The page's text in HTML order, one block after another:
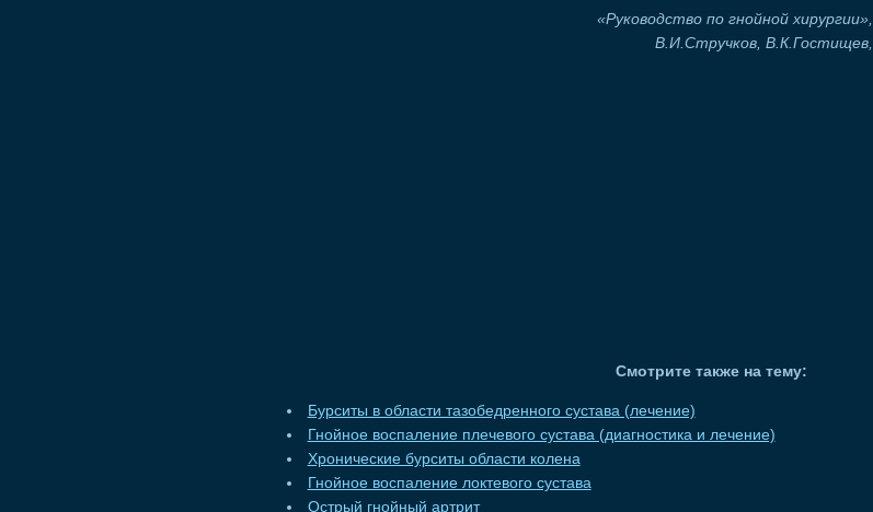
«Руководство по гнойной хирургии»,
В.И.Стручков, В.К.Гостищев,
Смотрите также на тему:
Бурситы в области тазобедренного сустава (лечение)
Гнойное воспаление плечевого сустава (диагностика и лечение)
Хронические бурситы области колена
Гнойное воспаление локтевого сустава
Острый гнойный артрит